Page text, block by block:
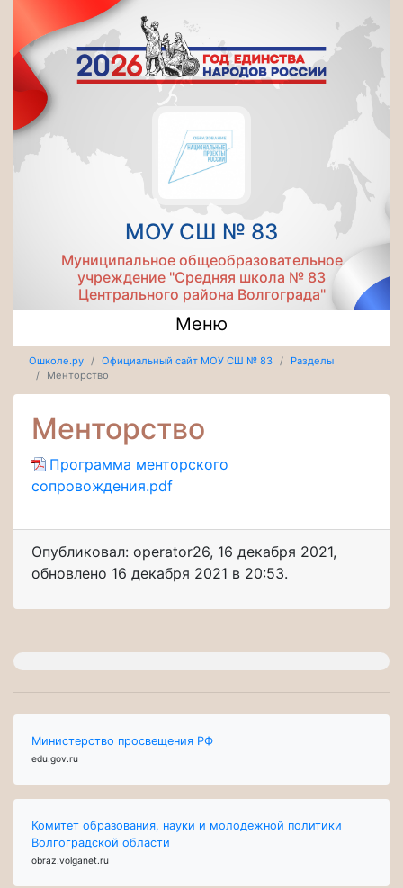
МОУ СШ № 83
Муниципальное общеобразовательное
учреждение "Средняя школа № 83
Центрального района Волгограда"
Меню
Ошколе.ру Официальный сайт МОУ СШ № 83
Разделы
Менторство
Менторство
Программа менторского
сопровождения.pdf
Опубликовал: operator26, 16 декабря 2021,
обновлено 16 декабря 2021 в 20:53.
Министерство просвещения РФ
edu.gov.ru
Комитет образования, науки и молодежной политики
Волгоградской области
obraz.volganet.ru